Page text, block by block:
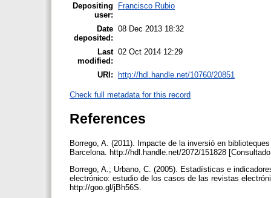
Depositing
user:
Francisco Rubio
Date
deposited:
08 Dec 2013 18:32
Last
modified:
02 Oct 2014 12:29
URI: http://hdl.handle.net/10760/20851
Check full metadata for this record
References
Borrego, A. (2011). Impacte de la inversió en
Barcelona. http://hdl.handle.net/2072/151828
Borrego, A.; Urbano, C. (2005). Estadísticas e
electrónico: estudio de los casos de las revistas
http://goo.gl/jBh56S.